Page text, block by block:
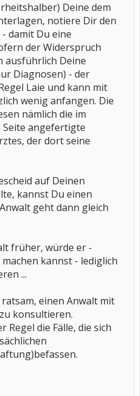
Deine dem
notiere Dir den
damit Du eine
der Widerspruch
ausführlich Deine
Diagnosen) - der
Laie und kann mit
wenig anfangen. Die
nämlich die im
angefertigte
der dort seine
auf Deinen
kannst Du einen
geht dann gleich
früher, würde er -
kannst - lediglich
...
einen Anwalt mit
konsultieren.
die Fälle, die sich